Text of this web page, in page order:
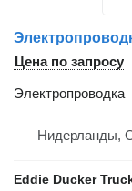
Цена по запросу
Электропроводка
Нидерланды,
Eddie Ducker